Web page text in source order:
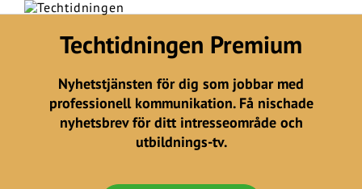
Techtidningen Premium
Nyhetstjänsten för dig som jobbar med
professionell kommunikation. Få nischade
nyhetsbrev för ditt intresseområde och
utbildnings-tv.